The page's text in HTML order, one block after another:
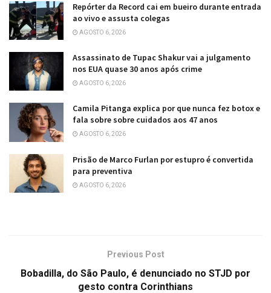
Repórter da Record cai em bueiro durante entrada
ao vivo e assusta colegas
AGOSTO 6, 2026
Assassinato de Tupac Shakur vai a julgamento
nos EUA quase 30 anos após crime
AGOSTO 6, 2026
Camila Pitanga explica por que nunca fez botox e
fala sobre sobre cuidados aos 47 anos
AGOSTO 6, 2026
Prisão de Marco Furlan por estupro é convertida
para preventiva
AGOSTO 6, 2026
Previous Post
Bobadilla, do São Paulo, é denunciado no STJD por
gesto contra Corinthians